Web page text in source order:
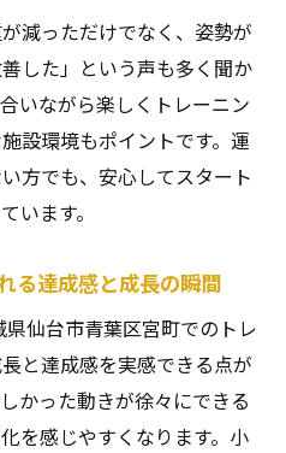
減っただけでなく、姿勢が
した」という声も多く聞か
いながら楽しくトレーニン
設環境もポイントです。運
方でも、安心してスタート
います。
る達成感と成長の瞬間
仙台市青葉区宮町でのトレ
と達成感を実感できる点が
かった動きが徐々にできる
を感じやすくなります。小